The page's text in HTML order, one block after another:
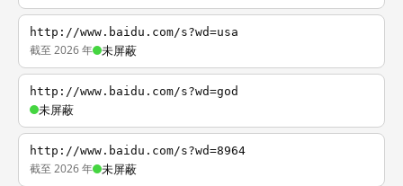
http://www.baidu.com/s?wd=usa
截至 2026 年 未屏蔽
http://www.baidu.com/s?wd=god
未屏蔽
http://www.baidu.com/s?wd=8964
截至 2026 年 未屏蔽